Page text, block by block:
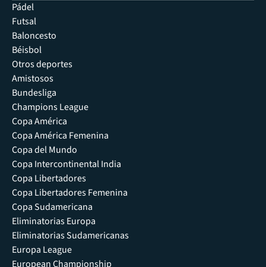
Pádel
Futsal
Baloncesto
Béisbol
Otros deportes
Amistosos
Bundesliga
Champions League
Copa América
Copa América Femenina
Copa del Mundo
Copa Intercontinental India
Copa Libertadores
Copa Libertadores Femenina
Copa Sudamericana
Eliminatorias Europa
Eliminatorias Sudamericanas
Europa League
European Championship